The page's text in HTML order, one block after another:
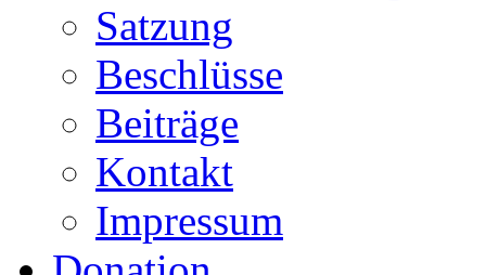
Satzung
Beschlüsse
Beiträge
Kontakt
Impressum